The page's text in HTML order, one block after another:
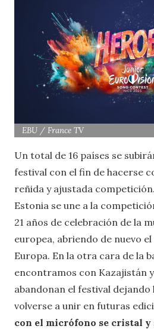
EBU / France TV
Un total de 16 países se
festival con el fin de hacerse
reñida y ajustada
Estonia se une a la
21 años de celebración de la
europea, abriendo de nuevo
Europa. En la otra cara de la
encontramos con Kazajistán
abandonan el festival
volverse a unir en futuras
con el micrófono se cristal y